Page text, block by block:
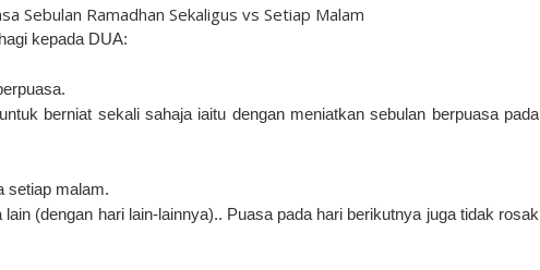
Sebulan Ramadhan Sekaligus vs Setiap Malam
kepada DUA:
berniat sekali sahaja iaitu dengan meniatkan sebulan berpuasa pada
setiap malam.
(dengan hari lain-lainnya).. Puasa pada hari berikutnya juga tidak rosak